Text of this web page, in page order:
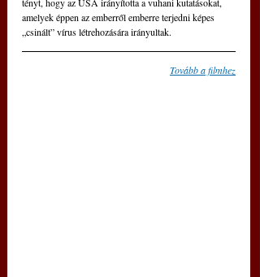
amelyek éppen az emberről emberre terjedni képes
„csinált” vírus létrehozására irányultak.
Tovább a filmhez